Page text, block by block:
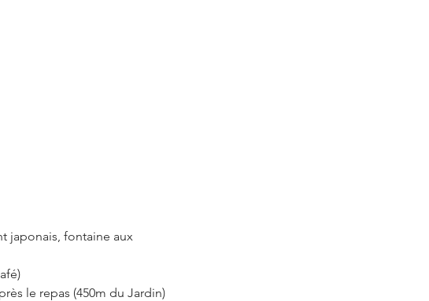
japonais, fontaine aux
le repas (450m du Jardin)